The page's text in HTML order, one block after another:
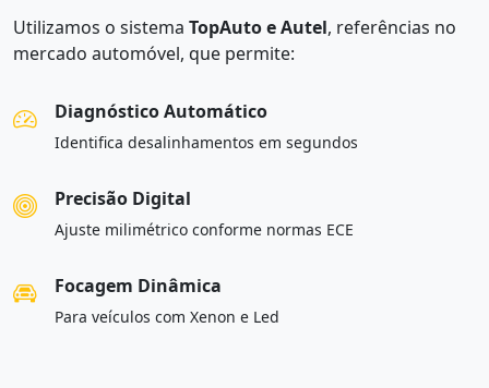
Utilizamos o sistema TopAuto e Autel, referências no
mercado automóvel, que permite:
Diagnóstico Automático
Identifica desalinhamentos em segundos
Precisão Digital
Ajuste milimétrico conforme normas ECE
Focagem Dinâmica
Para veículos com Xenon e Led